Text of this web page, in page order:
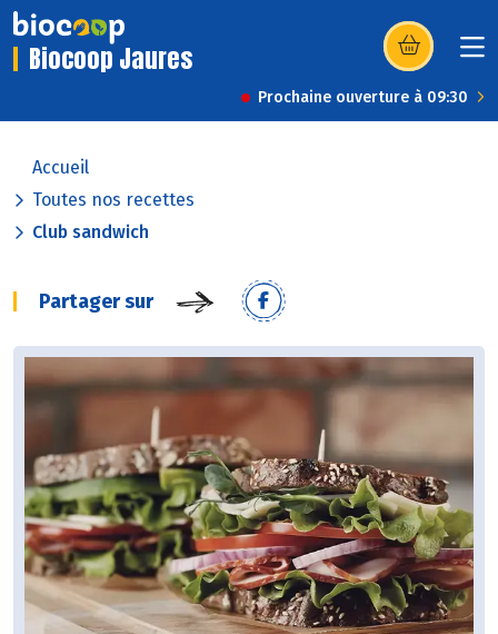
Biocoop Jaures (s’ouvre dans
Prochaine ouverture à 09:30
Accueil
Toutes nos recettes
Club sandwich
Partager sur